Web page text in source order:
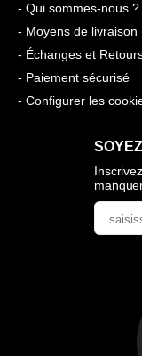
- Qui sommes-nous ?
- Moyens de livraison
- Échanges et
- Paiement sécurisé
- Configurer les